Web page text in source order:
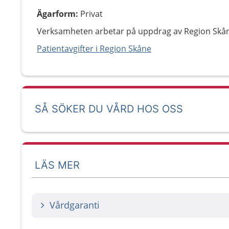
Ägarform: Privat
Verksamheten arbetar på uppdrag av Region
Patientavgifter i Region Skåne
SÅ SÖKER DU VÅRD HOS OSS
LÄS MER
Vårdgaranti